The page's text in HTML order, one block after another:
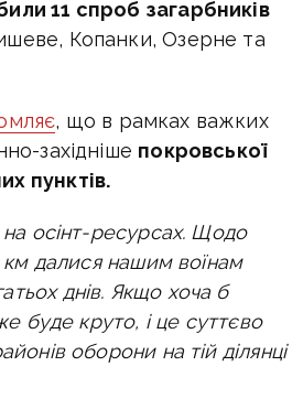
11 спроб загарбників
Копанки, Озерне та
, що в рамках важких
західніше покровської
пунктів.
осінт-ресурсах. Щодо
км далися нашим воїнам
днів. Якщо хоча б
буде круто, і це суттєво
оборони на тій ділянці